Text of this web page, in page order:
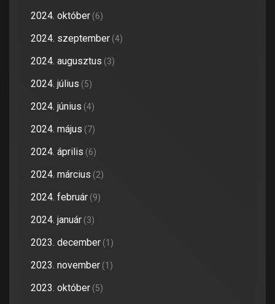
2024. október (6)
2024. szeptember (4)
2024. augusztus (3)
2024. július (5)
2024. június (4)
2024. május (7)
2024. április (6)
2024. március (2)
2024. február (9)
2024. január (3)
2023. december (1)
2023. november (1)
2023. október (5)